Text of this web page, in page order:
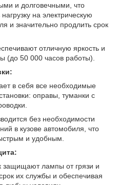
и долговечными, что
на электрическую
и значительно продлить срок
отличную яркость и
(до 50 000 часов работы).
в себя все необходимые
оправы, туманки с
без необходимости
в кузове автомобиля, что
и удобным.
защищают лампы от грязи и
их службы и обеспечивая